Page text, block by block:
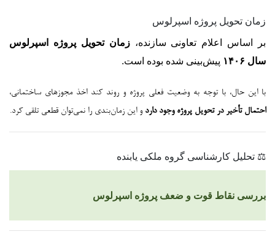
زمان تحویل پروژه اسپرلوس
بر اساس اعلام تعاونی سازنده،زمان تحویل پروژه اسپرلوس
سال ۱۴۰۶
پیش‌بینی شده بوده است.
با این حال، با توجه به وضعیت فعلی پروژه و روند کند اخذ مجوزهای ساختمانی،
احتمال تأخیر در تحویل پروژه وجود دارد و این زمان‌بندی را نمی‌توان قطعی تلقی کرد.
⚖️ تحلیل کارشناسی گروه ملکی یابنده
بررسی نقاط قوت و ضعف پروژه اسپرلوس